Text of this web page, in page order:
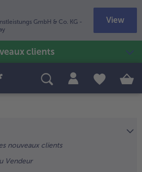
& Fruits de mer
& Fruits de mer
Viandes
& Viandes
veloutés
& veloutés
clients
nouveaux clients
Vendeur
GmbH & Co. KG -
View